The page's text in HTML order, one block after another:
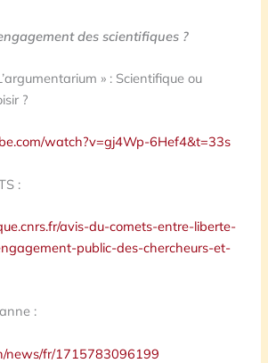
des scientifiques ?
» : Scientifique ou
?
watch?v=gj4Wp-6Hef4&t=33s
:
avis-du-comets-entre-liberte-
public-des-chercheurs-et-
:
news/fr/1715783096199